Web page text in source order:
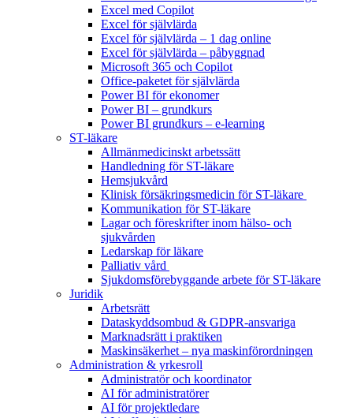
Excel med Copilot
Excel för självlärda
Excel för självlärda – 1 dag online
Excel för självlärda – påbyggnad
Microsoft 365 och Copilot
Office-paketet för självlärda
Power BI för ekonomer
Power BI – grundkurs
Power BI grundkurs – e-learning
ST-läkare
Allmänmedicinskt arbetssätt
Handledning för ST-läkare
Hemsjukvård
Klinisk försäkringsmedicin för ST-läkare
Kommunikation för ST-läkare
Lagar och föreskrifter inom hälso- och
sjukvården
Ledarskap för läkare
Palliativ vård
Sjukdomsförebyggande arbete för ST-läkare
Juridik
Arbetsrätt
Dataskyddsombud & GDPR-ansvariga
Marknadsrätt i praktiken
Maskinsäkerhet – nya maskinförordningen
Administration & yrkesroll
Administratör och koordinator
AI för administratörer
AI för projektledare